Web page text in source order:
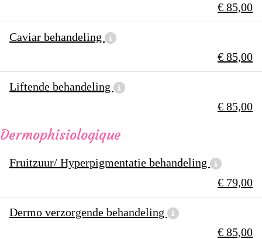
€ 85,00
Caviar behandeling
€ 85,00
Liftende behandeling
€ 85,00
Dermophisiologique
Fruitzuur/ Hyperpigmentatie behandeling
€ 79,00
Dermo verzorgende behandeling
€ 85,00